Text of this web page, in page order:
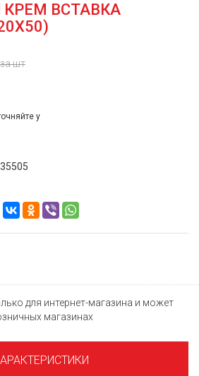
ВСТАВКА
шт
у
для интернет-магазина и может
магазинах